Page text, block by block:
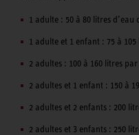
1 adulte : 50 à 80 litres
1 adulte et 1 enfant : 75 à
2 adultes : 100 à 160 litres
2 adultes et 1 enfant : 150 à
2 adultes et 2 enfants : 200
2 adultes et 3 enfants : 250